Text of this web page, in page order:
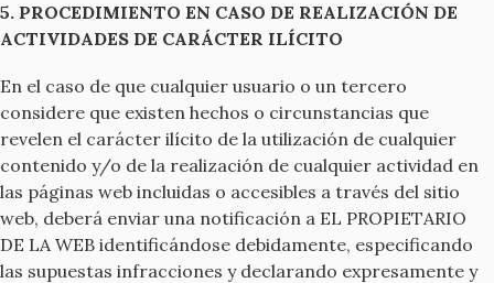
5. PROCEDIMIENTO EN CASO DE REALIZACIÓN DE
ACTIVIDADES DE CARÁCTER ILÍCITO
En el caso de que cualquier usuario o un tercero
considere que existen hechos o circunstancias que
revelen el carácter ilícito de la utilización de cualquier
contenido y/o de la realización de cualquier actividad en
las páginas web incluidas o accesibles a través del sitio
web, deberá enviar una notificación a EL PROPIETARIO
DE LA WEB identificándose debidamente, especificando
las supuestas infracciones y declarando expresamente y